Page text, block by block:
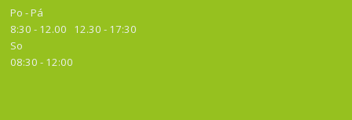
Po - Pá
8:30 - 12.00 12.30 - 17:30
So
08:30 - 12:00